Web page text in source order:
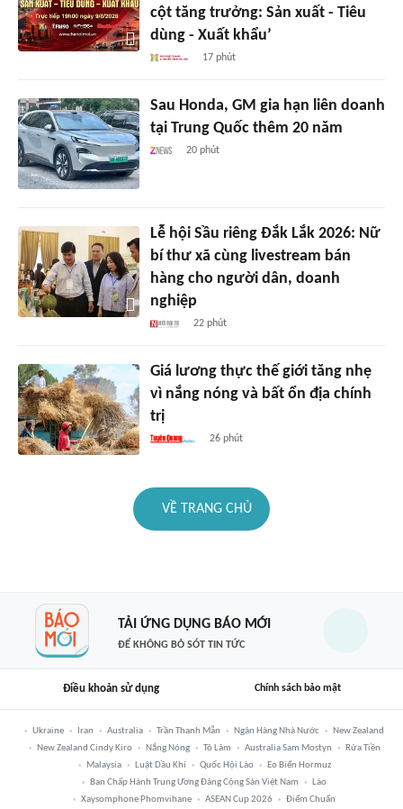
cột tăng trưởng: Sản xuất - Tiêu
dùng - Xuất khẩu’
17 phút
Sau Honda, GM gia hạn liên doanh
tại Trung Quốc thêm 20 năm
20 phút
Lễ hội Sầu riêng Đắk Lắk 2026: Nữ
bí thư xã cùng livestream bán
hàng cho người dân, doanh
nghiệp
22 phút
Giá lương thực thế giới tăng nhẹ
vì nắng nóng và bất ổn địa chính
trị
26 phút
VỀ TRANG CHỦ
TẢI ỨNG DỤNG BÁO MỚI
ĐỂ KHÔNG BỎ SÓT TIN TỨC
Điều khoản sử dụng Chính sách bảo mật
Ukraine Iran Australia Trần Thanh Mẫn Ngân Hàng Nhà Nước
New Zealand
New Zealand Cindy Kiro
Nắng Nóng Tô Lâm Australia Sam Mostyn
Rửa Tiền
Malaysia
Luật Dầu Khí Quốc Hội Lào
Eo Biển Hormuz
Ban Chấp Hành Trung Ương Đảng Cộng Sản Việt Nam
Lào
Xaysomphone Phomvihane
ASEAN Cup 2026 Điểm Chuẩn